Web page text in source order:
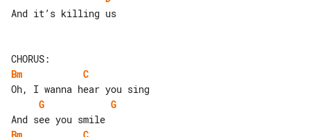
And it’s killing us
Bm
C
G
G